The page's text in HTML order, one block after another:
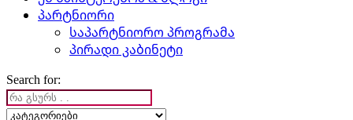
პარტნიორი
საპარტნიორო პროგრამა
პირადი კაბინეტი
Search for: